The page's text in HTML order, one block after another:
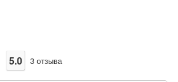
5.0 3 отзыва